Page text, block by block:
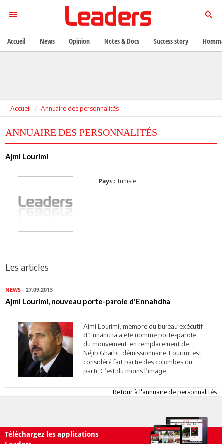
Accueil Annuaire des personnalités
ANNUAIRE DES PERSONNALITÉS
Ajmi Lourimi
Pays : Tunisie
Les articles
NEWS - 27.09.2013
Ajmi Lourimi, nouveau porte-parole d'Ennahdha
Ajmi Lourimi, membre du bureau exécutif
d’Ennahdha a été nommé porte-parole
du mouvement en remplacement de
Néjib Gharbi, démissionnaire. Lourimi est
considéré fait partie des colombes du
parti. C’est du moins l’image ...
Retour à l'annuaire de personnalités
Téléchargez les applications
Accueil News Opinion Notes & Docs Success story